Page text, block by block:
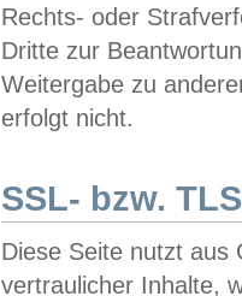
Rechts- oder
Dritte zur
Weitergabe zu
erfolgt nicht.
SSL- bzw.
Diese Seite nutzt aus
vertraulicher Inhalte,